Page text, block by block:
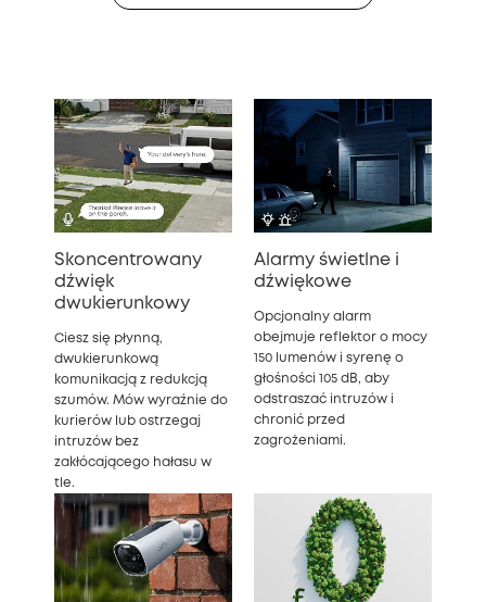
Skoncentrowany
dźwięk
dwukierunkowy
Ciesz się płynną,
dwukierunkową
komunikacją z redukcją
szumów. Mów wyraźnie do
kurierów lub ostrzegaj
intruzów bez
zakłócającego hałasu w
tle.
Alarmy świetlne i
dźwiękowe
Opcjonalny alarm
obejmuje reflektor o mocy
150 lumenów i syrenę o
głośności 105 dB, aby
odstraszać intruzów i
chronić przed
zagrożeniami.